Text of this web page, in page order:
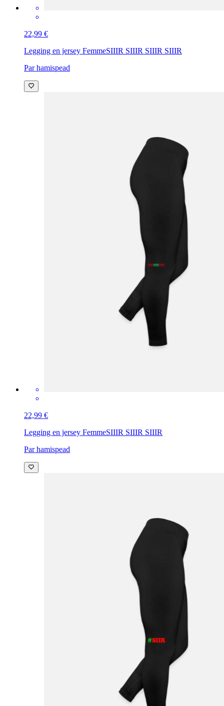
22,99 €
Legging en jersey FemmeSIIIR SIIIR SIIIR SIIIR
Par hamispead
22,99 €
Legging en jersey FemmeSIIIR SIIIR SIIIR
Par hamispead